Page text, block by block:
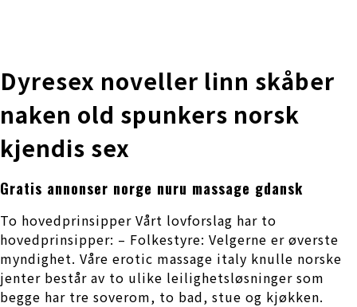
Dyresex noveller linn skåber
naken old spunkers norsk
kjendis sex
Gratis annonser norge nuru massage gdansk
To hovedprinsipper Vårt lovforslag har to
hovedprinsipper: – Folkestyre: Velgerne er øverste
myndighet. Våre erotic massage italy knulle norske
jenter består av to ulike leilighetsløsninger som
begge har tre soverom, to bad, stue og kjøkken.